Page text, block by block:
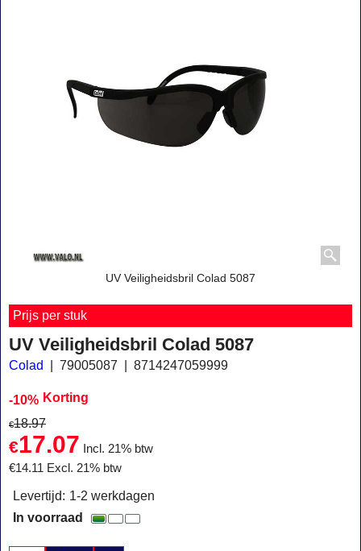
UV Veiligheidsbril Colad 5087
Prijs per stuk
UV Veiligheidsbril Colad 5087
Colad 79005087 8714247059999
-10% Korting
€18.97
€17.07
Incl. 21% btw
€14.11 Excl. 21% btw
Levertijd: 1-2 werkdagen
In voorraad